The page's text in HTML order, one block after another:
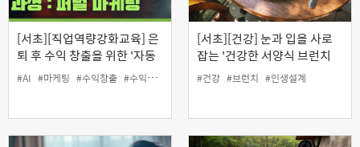
[서초][직업역량강화교육] 은
퇴 후 수익 창출을 위한 '자동
화 마케팅 수익화 과정:퍼널
마케팅'
#AI #마케팅 #수익창출 #수익화 #직업역량강화 #퍼널마케팅
[서초][건강] 눈과 입을 사로
잡는 '건강한 서양식 브런치
밥상'
#건강 #브런치 #인생설계